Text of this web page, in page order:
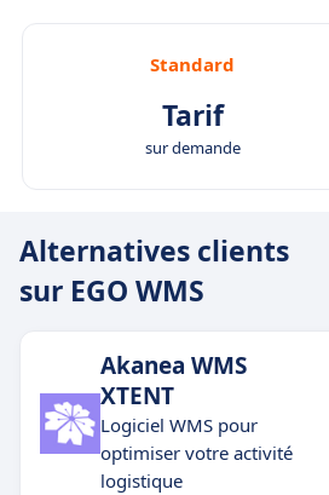
Standard
Tarif
sur demande
Alternatives clients
sur EGO WMS
Akanea WMS
XTENT
Logiciel WMS pour
optimiser votre activité
logistique